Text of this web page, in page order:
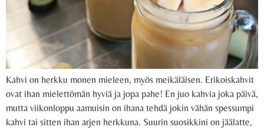
Kahvi on herkku monen mieleen, myös meikäläisen. Erikoiskahvit
ovat ihan mielettömän hyviä ja jopa pahe! En juo kahvia joka päivä,
mutta viikonloppu aamuisin on ihana tehdä jokin vähän spessumpi
kahvi tai sitten ihan arjen herkkuna. Suurin suosikkini on jäälatte,